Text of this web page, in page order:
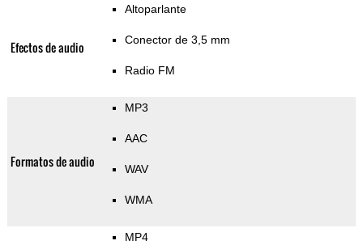
Efectos de audio
Altoparlante
Conector de 3,5 mm
Radio FM
Formatos de audio
MP3
AAC
WAV
WMA
MP4